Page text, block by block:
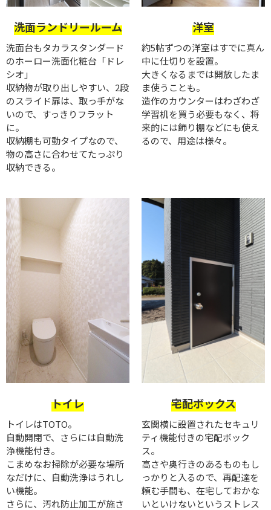
洗面ランドリールーム
洗面台もタカラスタンダード
のホーロー洗面化粧台「ドレ
シオ」
収納物が取り出しやすい、2段
のスライド扉は、取っ手がな
いので、すっきりフラット
に。
収納棚も可動タイプなので、
物の高さに合わせてたっぷり
収納できる。
洋室
約5帖ずつの洋室はすでに真ん
中に仕切りを設置。
大きくなるまでは開放したま
ま使うことも。
造作のカウンターはわざわざ
学習机を買う必要もなく、将
来的には飾り棚などにも使え
るので、用途は様々。
トイレ
トイレはTOTO。
自動開閉で、さらには自動洗
浄機能付き。
こまめなお掃除が必要な場所
なだけに、自動洗浄はうれし
い機能。
さらに、汚れ防止加工が施さ
宅配ボックス
玄関横に設置されたセキュリ
ティ機能付きの宅配ボック
ス。
高さや奥行きのあるものもし
っかりと入るので、再配達を
頼む手間も、在宅しておかな
いといけないというストレス